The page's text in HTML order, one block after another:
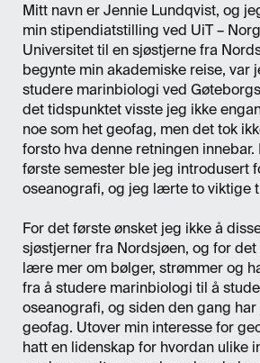
Mitt navn er Jennie Lundqvist, og
min stipendiatstilling ved UiT –
Universitet til en sjøstjerne fra
begynte min akademiske reise, var
studere marinbiologi ved
det tidspunktet visste jeg ikke
noe som het geofag, men det tok
forsto hva denne retningen
første semester ble jeg introdusert
oseanografi, og jeg lærte to viktige
For det første ønsket jeg ikke å
sjøstjerner fra Nordsjøen, og for
lære mer om bølger, strømmer og
fra å studere marinbiologi til å
oseanografi, og siden den gang
geofag. Utover min interesse for
hatt en lidenskap for hvordan ulike